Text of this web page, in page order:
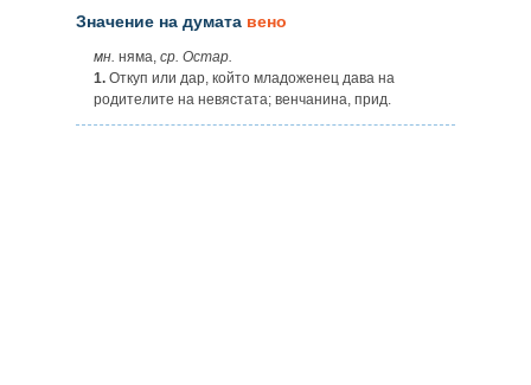
Значение на думата вено
мн. няма, ср. Остар.
1. Откуп или дар, който младоженец дава на
родителите на невястата; венчанина, прид.